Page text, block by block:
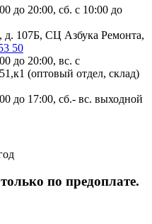
до 20:00, сб. с 10:00 до
107Б, СЦ Азбука Ремонта,
50
до 20:00, вс. с
(оптовый отдел, склад)
до 17:00, сб.- вс. выходной
по предоплате.